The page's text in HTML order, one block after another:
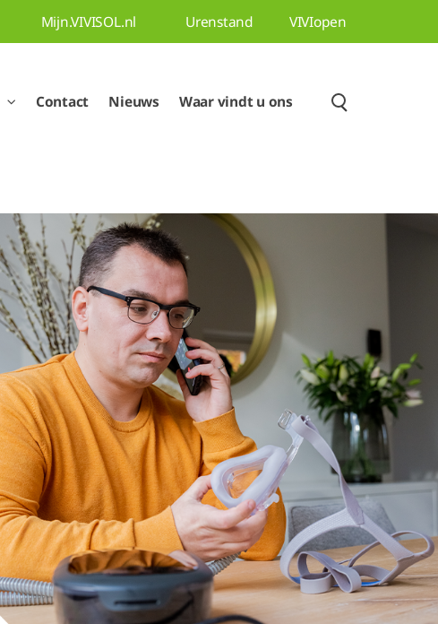
Mijn.VIVISOL.nl Urenstand VIVIopen
Contact Nieuws Waar vindt u ons